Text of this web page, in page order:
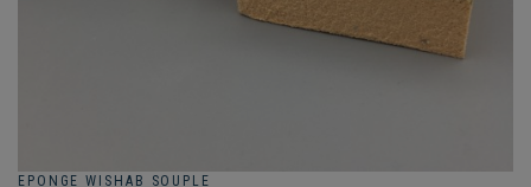
EPONGE WISHAB SOUPLE